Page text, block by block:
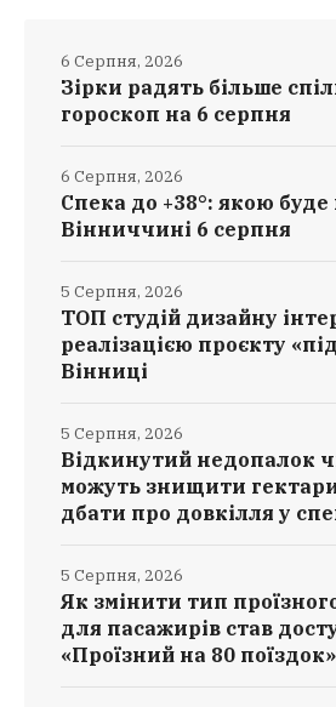
Зірки радять більше
гороскоп на 6 серпня
6 Серпня, 2026
Спека до +38°: якою буде
Вінниччині 6 серпня
6 Серпня, 2026
ТОП студій дизайну
реалізацією проєкту
Вінниці
5 Серпня, 2026
Відкинутий недопалок
можуть знищити
дбати про довкілля у
5 Серпня, 2026
Як змінити тип
для пасажирів став
«Проїзний на 80 поїздок»
5 Серпня, 2026